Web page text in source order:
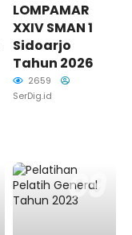
LOMPAMAR
XXIV SMAN 1
Sidoarjo
Tahun 2026
2659
SerDig.id